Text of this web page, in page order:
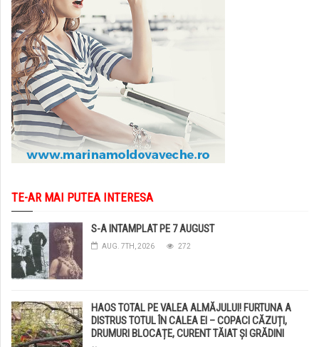
TE-AR MAI PUTEA INTERESA
S-A INTAMPLAT PE 7 AUGUST
AUG. 7TH, 2026 272
HAOS TOTAL PE VALEA ALMĂJULUI! FURTUNA A
DISTRUS TOTUL ÎN CALEA EI – COPACI CĂZUȚI,
DRUMURI BLOCAȚE, CURENT TĂIAT ȘI GRĂDINI